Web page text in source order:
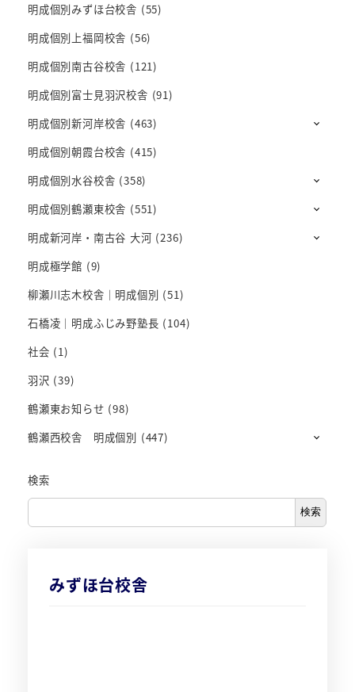
明成個別みずほ台校舎 (55)
明成個別上福岡校舎 (56)
明成個別南古谷校舎 (121)
明成個別富士見羽沢校舎 (91)
明成個別新河岸校舎 (463)
明成個別朝霞台校舎 (415)
明成個別水谷校舎 (358)
明成個別鶴瀬東校舎 (551)
明成新河岸・南古谷 大河 (236)
明成極学館 (9)
柳瀬川志木校舎｜明成個別 (51)
石橋凌｜明成ふじみ野塾長 (104)
社会 (1)
羽沢 (39)
鶴瀬東お知らせ (98)
鶴瀬西校舎 明成個別 (447)
検索
検索
みずほ台校舎